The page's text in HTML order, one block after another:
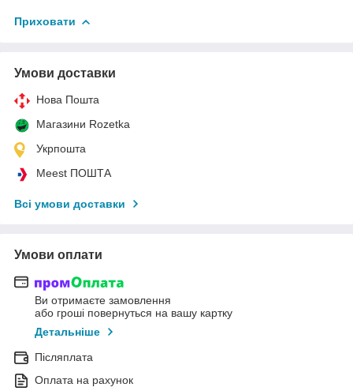
Приховати
Умови доставки
Нова Пошта
Магазини Rozetka
Укрпошта
Meest ПОШТА
Всі умови доставки
Умови оплати
Ви отримаєте замовлення
або гроші повернуться на вашу картку
Детальніше
Післяплата
Оплата на рахунок